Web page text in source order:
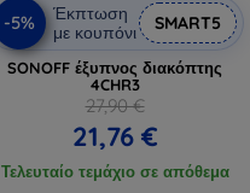
-5%
Έκπτωση
με κουπόνι
SMART5
SONOFF έξυπνος διακόπτης
4CHR3
27,90 €
21,76 €
Τελευταίο τεμάχιο σε απόθεμα